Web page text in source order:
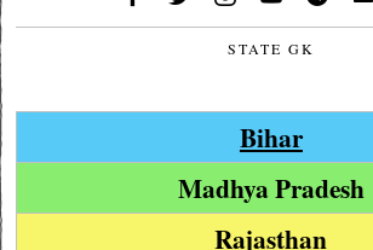
STATE GK
Bihar
Madhya Pradesh
Rajasthan